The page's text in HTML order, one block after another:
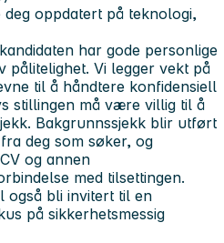
oppdatert på teknologi,
har gode personlige
pålitelighet. Vi legger vekt på
til å håndtere konfidensiell
stillingen må være villig til å
Bakgrunnssjekk blir utført
deg som søker, og
og annen
med tilsettingen.
også bli invitert til en
på sikkerhetsmessig